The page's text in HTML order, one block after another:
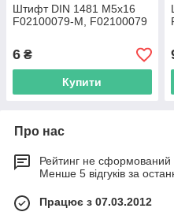
Штифт DIN 1481 M5x16
F02100079-M, F02100079
6 ₴
Купити
Про нас
Рейтинг не сформований
Менше 5 відгуків за
Працює з 07.03.2012